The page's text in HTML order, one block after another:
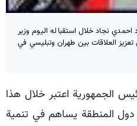
نجاد خلال استقباله اليوم وزير
العلاقات بين طهران وتبليسي في
الجمهورية اعتبر خلال هذا
دول المنطقة يساهم في تنمية